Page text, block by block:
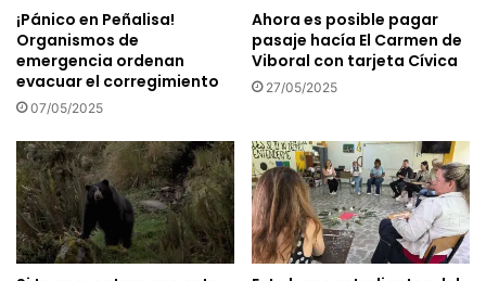
¡Pánico en Peñalisa!
Organismos de
emergencia ordenan
evacuar el corregimiento
07/05/2025
Ahora es posible pagar
pasaje hacía El Carmen de
Viboral con tarjeta Cívica
27/05/2025